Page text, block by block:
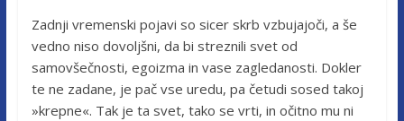
Zadnji vremenski pojavi so sicer skrb vzbujajoči, a še
vedno niso dovoljšni, da bi streznili svet od
samovšečnosti, egoizma in vase zagledanosti. Dokler
te ne zadane, je pač vse uredu, pa četudi sosed takoj
»krepne«. Tak je ta svet, tako se vrti, in očitno mu ni